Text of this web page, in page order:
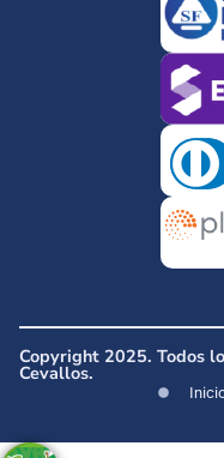
Copyright 2025. Todos
Cevallos.